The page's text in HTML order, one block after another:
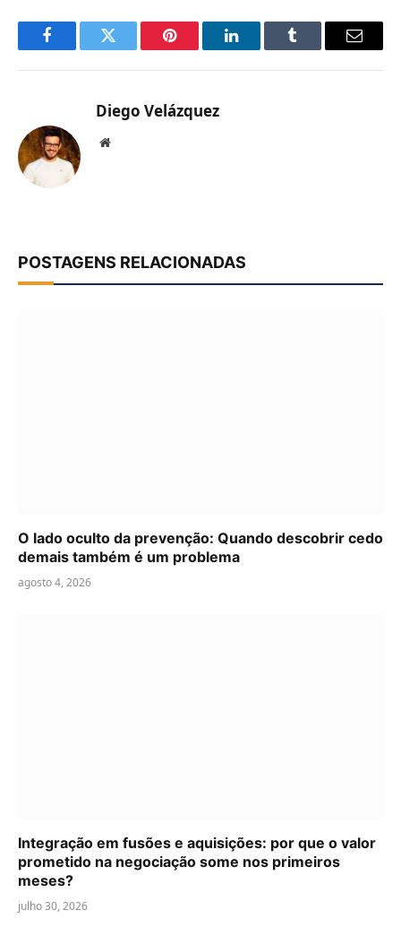
FacebookTwitter Pinterest LinkedInTumblr Email
Diego Velázquez
Website
POSTAGENS RELACIONADAS
O lado oculto da prevenção: Quando descobrir cedo
demais também é um problema
agosto 4, 2026
Integração em fusões e aquisições: por que o valor
prometido na negociação some nos primeiros
meses?
julho 30, 2026